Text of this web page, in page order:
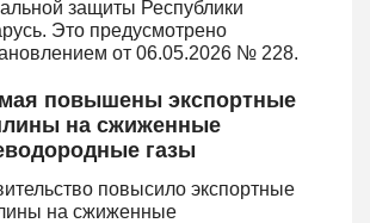
защиты Республики
Это предусмотрено
от 06.05.2026 № 228.
повышены экспортные
на сжиженные
газы
повысило экспортные
на сжиженные